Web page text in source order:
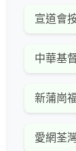
宣道會
中華基
新蒲崗
愛網荃